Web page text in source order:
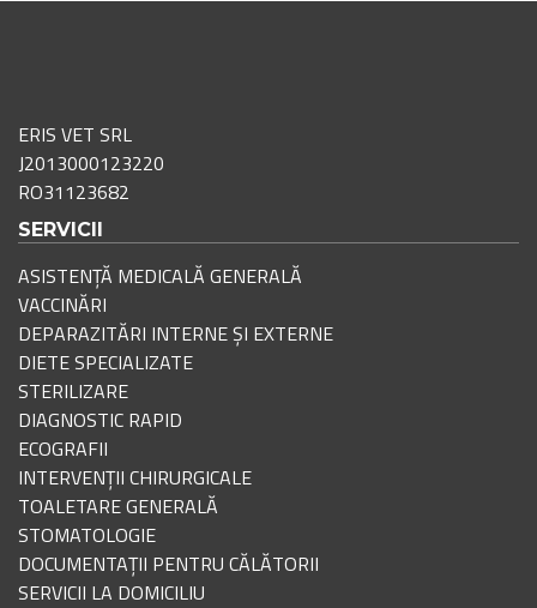
ERIS VET SRL
J2013000123220
RO31123682
SERVICII
ASISTENȚĂ MEDICALĂ GENERALĂ
VACCINĂRI
DEPARAZITĂRI INTERNE ȘI EXTERNE
DIETE SPECIALIZATE
STERILIZARE
DIAGNOSTIC RAPID
ECOGRAFII
INTERVENȚII CHIRURGICALE
TOALETARE GENERALĂ
STOMATOLOGIE
DOCUMENTAȚII PENTRU CĂLĂTORII
SERVICII LA DOMICILIU